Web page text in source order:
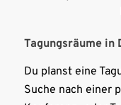
Tagungsräume in
Du planst eine
Suche nach einer